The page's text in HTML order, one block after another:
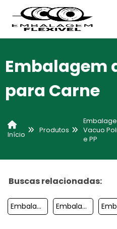
Embalagem
para Carne
Início
Produtos
Vacuo
e PP
Buscas relacionadas:
Embalagem De Plastico Reciclado Embalagem A Vacuo Para Carne